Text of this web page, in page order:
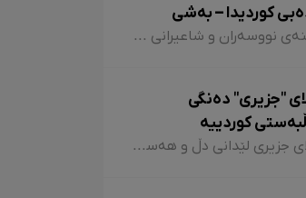
کوردیدا – بەشی
زۆرینەی نووسەران و شاعیرانی کوردستان، لە شیعر و دەقەکانیاندا بە شێوازی جۆراوجۆر باسی نەورۆزیان کردووە کە لەبەر نەبوونی مەجال تەنیا ئاماژەمان بە چەند شاعیر و چەند نموونە شیعر کرد. پێم خۆشە لە کۆتاییشدا ئاماژە بەوە بکەم کە شاعیران "موخلیس، عەونی، هەژار، زاری، عەلی حەسەنیانی، ژیلا حسەینی، محەممەد ساڵح دیلان، ئەسیری، ناسر ئاغابرا، جەلال مەلەکشا، شێرکۆ بێکەس و عەبدوڵڵا پەشێو و..." لە چەندین شیعریاندا باسی "نەورۆز"یان کردووە و لەسەر کوردستانیبوونی نەورۆز جەختیان کردووەتەوە.
"جزیری" دەنگی
کوردییە
مەلای جزیری لێدانی دڵ و هەستەکانە لە شیعری کلاسیکدا. مەلای جزیری ساڵی ١٥٦٥ لە جزیری بۆتان لەدایک بووە. ناوی "ئەحمەد"ە و لە شیعردا نازناوی "نیشانی، مەلێ و مەلا"یە و لە سەدەی ١٧دا ژیاوە. مەلا ئەحمەد جزیری لەسەر دەستی باوکی (شێخ محەممەد) دەستی بە خوێندن کردووە و لە مەدرەسەی "هەکاری و عیمادی" درێژەی بە خوێندن داوە.